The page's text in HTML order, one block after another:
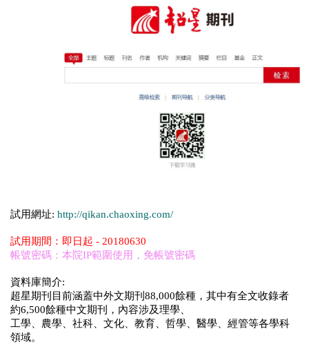
試用網址: http://qikan.chaoxing.com/
試用期間：即日起 - 20180630
帳號密碼：本院IP範圍使用，免帳號密碼
資料庫簡介:
超星期刊目前涵蓋中外文期刊88,000餘種，其中有全文收錄者
約6,500餘種中文期刊，內容涉及理學、
工學、農學、社科、文化、教育、哲學、醫學、經管等各學科
領域。